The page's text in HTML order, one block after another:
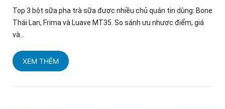
Top 3 bột sữa pha trà sữa được nhiều chủ quán tin dùng: Bone
Thái Lan, Frima và Luave MT35. So sánh ưu nhược điểm, giá
và...
XEM THÊM